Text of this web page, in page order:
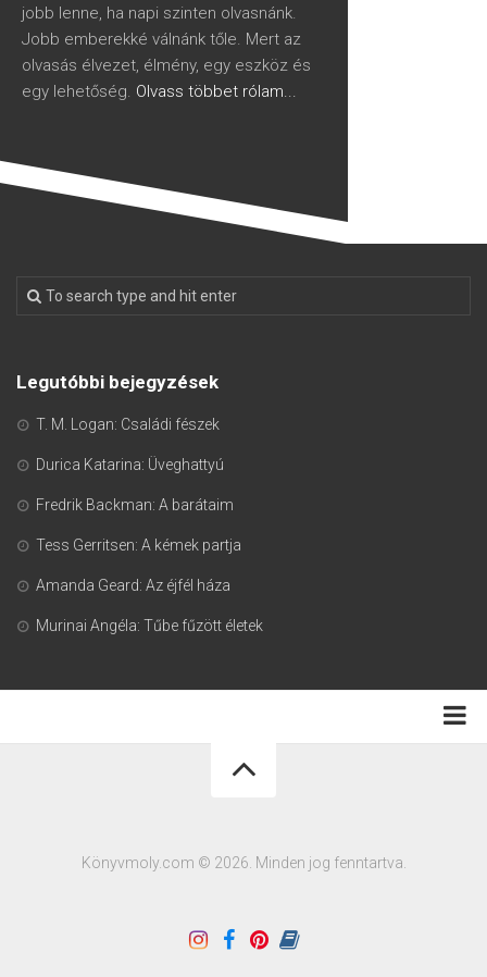
jobb lenne, ha napi szinten olvasnánk.
Jobb emberekké válnánk tőle. Mert az
olvasás élvezet, élmény, egy eszköz és
egy lehetőség. Olvass többet rólam...
Legutóbbi bejegyzések
T. M. Logan: Családi fészek
Durica Katarina: Üveghattyú
Fredrik Backman: A barátaim
Tess Gerritsen: A kémek partja
Amanda Geard: Az éjfél háza
Murinai Angéla: Tűbe fűzött életek
Könyvmoly.com © 2026. Minden jog fenntartva.